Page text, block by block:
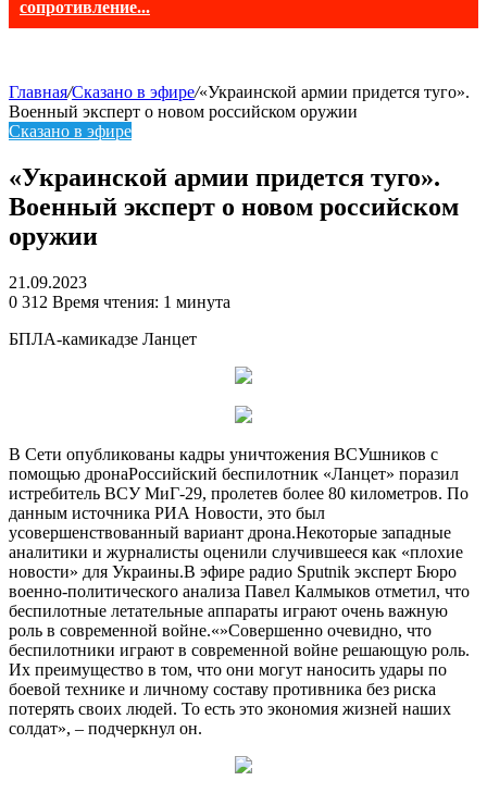
сопротивление...
Главная/Сказано в эфире/«Украинской армии придется туго».
Военный эксперт о новом российском оружии
Сказано в эфире
«Украинской армии придется туго».
Военный эксперт о новом российском
оружии
21.09.2023
0 312 Время чтения: 1 минута
БПЛА-камикадзе Ланцет
В Сети опубликованы кадры уничтожения ВСУшников с
помощью дронаРоссийский беспилотник «Ланцет» поразил
истребитель ВСУ МиГ-29, пролетев более 80 километров. По
данным источника РИА Новости, это был
усовершенствованный вариант дрона.Некоторые западные
аналитики и журналисты оценили случившееся как «плохие
новости» для Украины.В эфире радио Sputnik эксперт Бюро
военно-политического анализа Павел Калмыков отметил, что
беспилотные летательные аппараты играют очень важную
роль в современной войне.«»Совершенно очевидно, что
беспилотники играют в современной войне решающую роль.
Их преимущество в том, что они могут наносить удары по
боевой технике и личному составу противника без риска
потерять своих людей. То есть это экономия жизней наших
солдат», – подчеркнул он.